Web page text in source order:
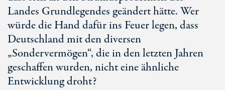
Landes Grundlegendes geändert hätte. Wer
würde die Hand dafür ins Feuer legen, dass
Deutschland mit den diversen
„Sondervermögen“, die in den letzten Jahren
geschaffen wurden, nicht eine ähnliche
Entwicklung droht?